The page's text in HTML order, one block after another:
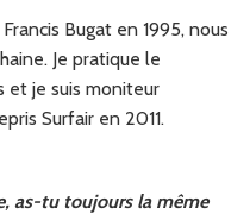
Bugat en 1995, nous
Je pratique le
et je suis moniteur
Surfair en 2011.
as-tu toujours la même